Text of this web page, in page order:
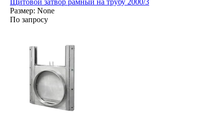
Щитовой затвор рамный на трубу 2000/3
Размер: None
По запросу